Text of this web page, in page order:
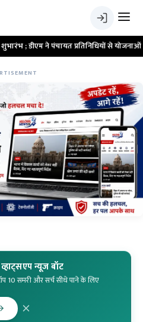
के सफल क्रियान्वयन में सक्रिय भूमिका
न्यूज बॉट
10 समरी और सर्च सीधे पाने के लिए